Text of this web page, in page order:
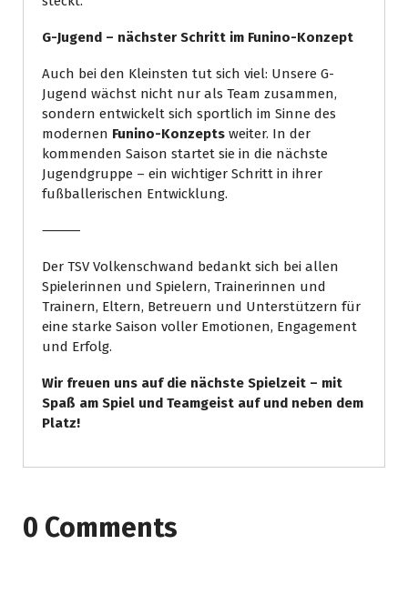
G-Jugend – nächster Schritt im Funino-Konzept
Auch bei den Kleinsten tut sich viel: Unsere G-
Jugend wächst nicht nur als Team zusammen,
sondern entwickelt sich sportlich im Sinne des
modernen Funino-Konzepts weiter. In der
kommenden Saison startet sie in die nächste
Jugendgruppe – ein wichtiger Schritt in ihrer
fußballerischen Entwicklung.
⸻
Der TSV Volkenschwand bedankt sich bei allen
Spielerinnen und Spielern, Trainerinnen und
Trainern, Eltern, Betreuern und Unterstützern für
eine starke Saison voller Emotionen, Engagement
und Erfolg.
Wir freuen uns auf die nächste Spielzeit – mit
Spaß am Spiel und Teamgeist auf und neben dem
Platz!
0 Comments